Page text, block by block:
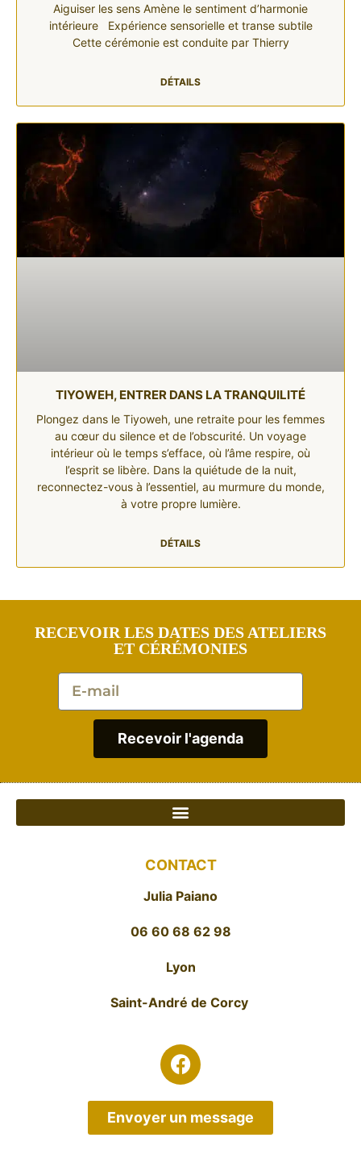
Aiguiser les sens Amène le sentiment d’harmonie
intérieure Expérience sensorielle et transe subtile
Cette cérémonie est conduite par Thierry
DÉTAILS
TIYOWEH, ENTRER DANS LA TRANQUILITÉ
Plongez dans le Tiyoweh, une retraite pour les femmes
au cœur du silence et de l’obscurité. Un voyage
intérieur où le temps s’efface, où l’âme respire, où
l’esprit se libère. Dans la quiétude de la nuit,
reconnectez-vous à l’essentiel, au murmure du monde,
à votre propre lumière.
DÉTAILS
RECEVOIR LES DATES DES ATELIERS
ET CÉRÉMONIES
Recevoir l'agenda
CONTACT
Julia Paiano
06 60 68 62 98
Lyon
Saint-André de Corcy
Envoyer un message